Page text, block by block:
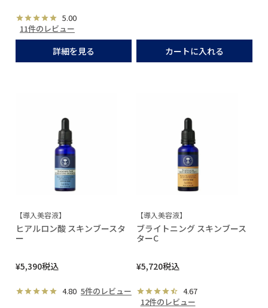
5.00
11件のレビュー
詳細を見る カートに入れる
【導入美容液】
ヒアルロン酸 スキンブースタ
ー
¥5,390税込
4.80 5件のレビュー
【導入美容液】
ブライトニング スキンブース
ターC
¥5,720税込
4.67
12件のレビュー